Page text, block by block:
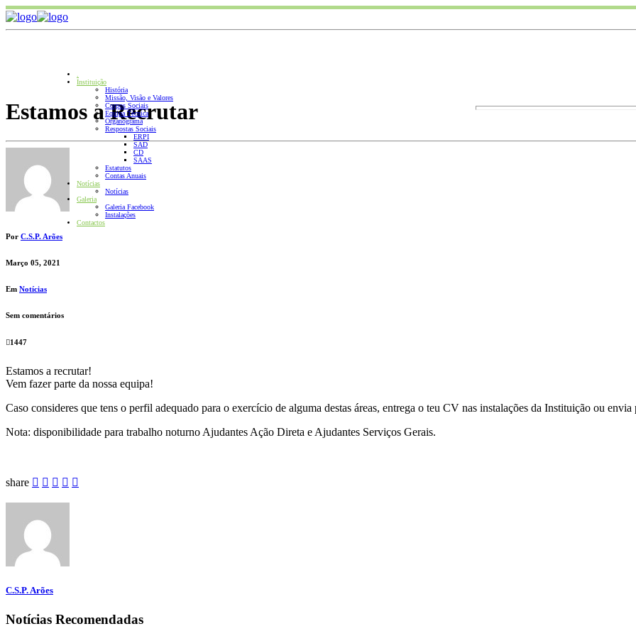
Instituição
História
Missão, Visão e Valores
Corpos Sociais
Equipa Técnica
Organograma
Respostas Sociais
ERPI
SAD
CD
SAAS
Estatutos
Contas Anuais
Notícias
Notícias
Galeria
Galeria Facebook
Instalações
Contactos
Estamos a Recrutar
Por C.S.P. Arões
Março 05, 2021
Em Notícias
Sem comentários
1447
Estamos a recrutar!
Vem fazer parte da nossa equipa!
Caso consideres que tens o perfil adequado para o exercício de alguma destas áreas, entrega o teu CV nas instalações da Instituição ou envia
Nota: disponibilidade para trabalho noturno Ajudantes Ação Direta e Ajudantes Serviços Gerais.
share
C.S.P. Arões
Notícias Recomendadas